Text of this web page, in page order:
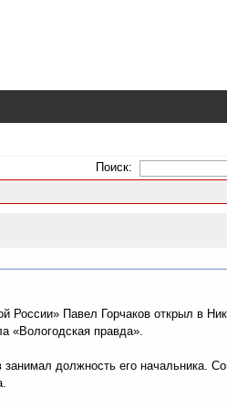
Поиск:
России» Павел Горчаков открыл в
«Вологодская правда».
должность его начальника.